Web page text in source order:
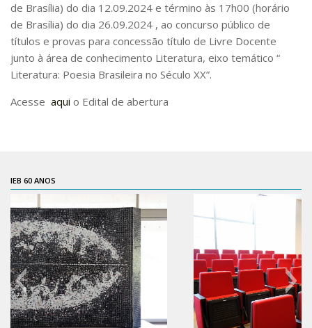
Pesquisa
Pesquisador Colaborador
Iniciação Científica
Pré-Iniciação Científica
Extensão
Cursos
Criação de Curso
Isenção
Comissões
CAAF
de Brasília) do dia 12.09.2024 e término às 17h00 (horário
de Brasília) do dia 26.09.2024 , ao concurso público de
títulos e provas para concessão título de Livre Docente
junto à área de conhecimento Literatura, eixo temático “
Literatura: Poesia Brasileira no Século XX”.
Acesse aqui o Edital de abertura
IEB 60 ANOS